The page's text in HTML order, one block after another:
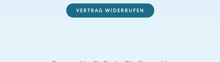
VERTRAG WIDERRUFEN